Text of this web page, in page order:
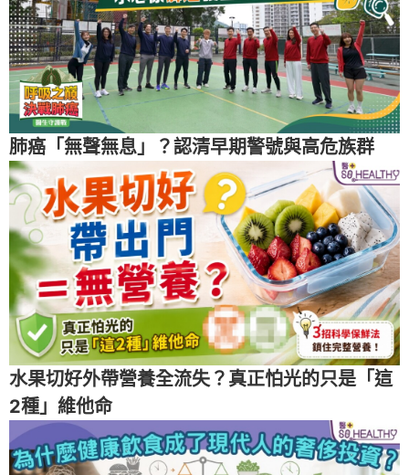
肺癌「無聲無息」？認清早期警號與高危族群
水果切好外帶營養全流失？真正怕光的只是「這
2種」維他命